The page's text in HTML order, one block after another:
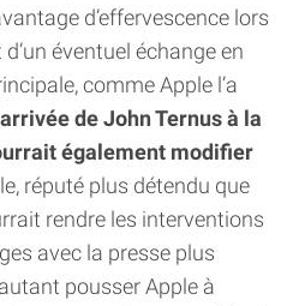
d’effervescence lors
éventuel échange en
comme Apple l’a
de John Ternus à la
également modifier
réputé plus détendu que
rendre les interventions
avec la presse plus
pousser Apple à